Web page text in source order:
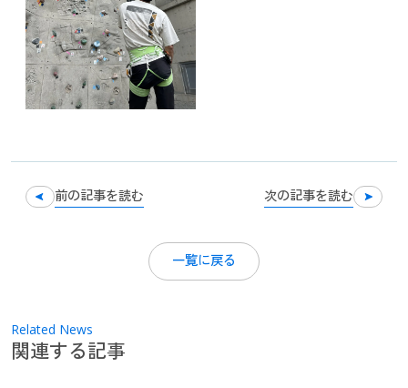
前の記事を読む 次の記事を読む
一覧に戻る
Related News
関連する記事